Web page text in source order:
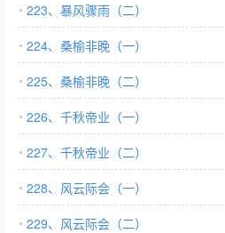
223、暴风骤雨（二）
224、桑榆非晚（一）
225、桑榆非晚（二）
226、千秋帝业（一）
227、千秋帝业（二）
228、风云际会（一）
229、风云际会（二）